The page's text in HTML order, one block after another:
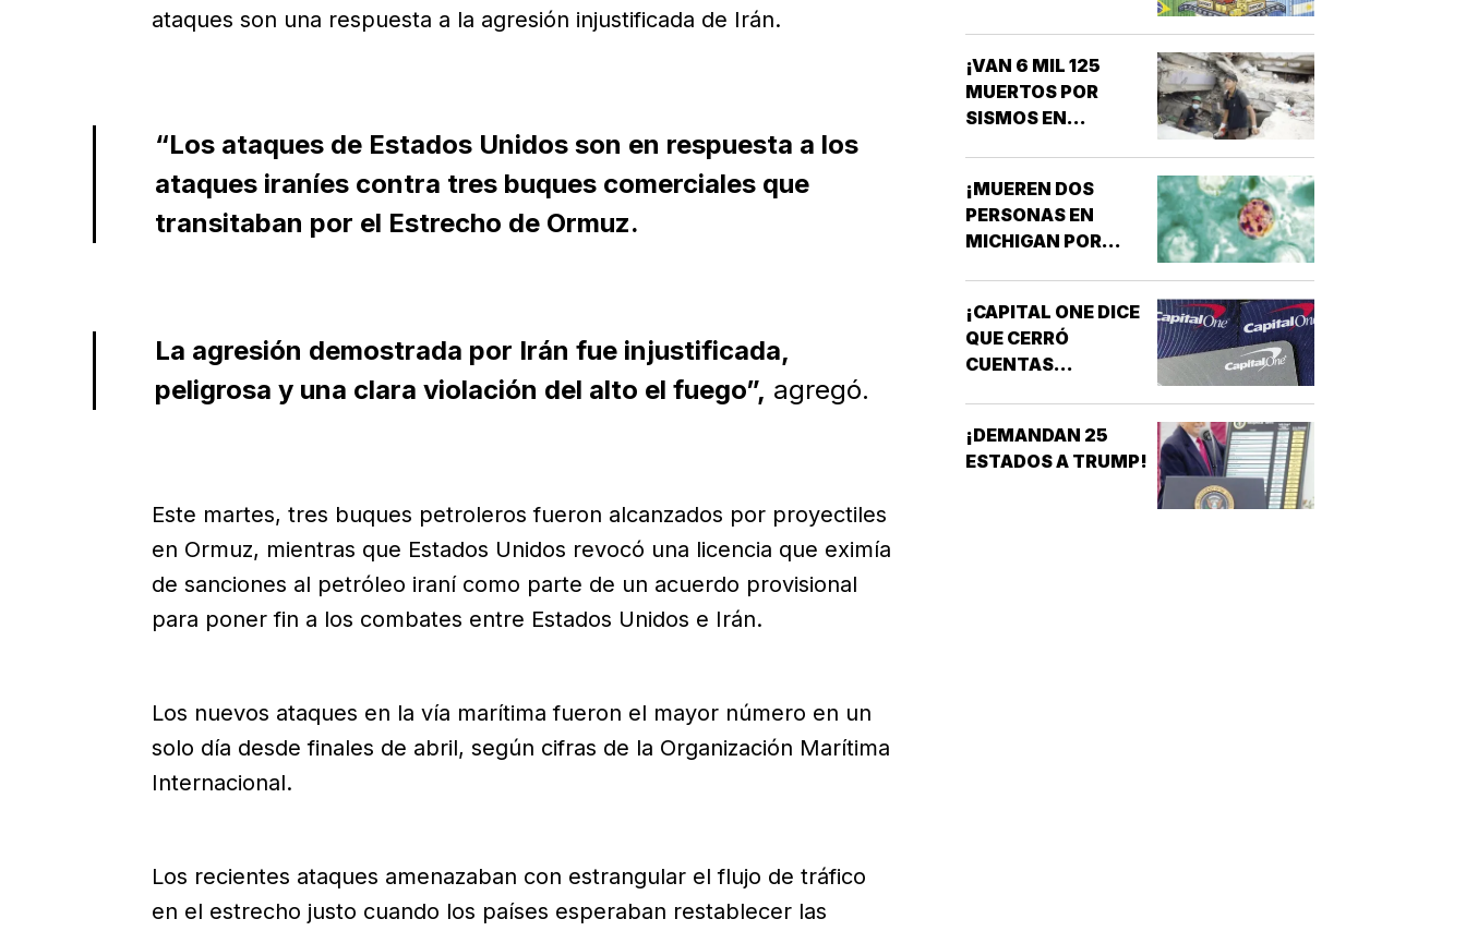
ataques son una respuesta a la agresión injustificada de Irán.
“Los ataques de Estados Unidos son en respuesta a los
ataques iraníes contra tres buques comerciales que
transitaban por el Estrecho de Ormuz.
La agresión demostrada por Irán fue injustificada,
peligrosa y una clara violación del alto el fuego”, agregó.
Este martes, tres buques petroleros fueron alcanzados por proyectiles
en Ormuz, mientras que Estados Unidos revocó una licencia que eximía
de sanciones al petróleo iraní como parte de un acuerdo provisional
para poner fin a los combates entre Estados Unidos e Irán.
Los nuevos ataques en la vía marítima fueron el mayor número en un
solo día desde finales de abril, según cifras de la Organización Marítima
Internacional.
Los recientes ataques amenazaban con estrangular el flujo de tráfico
en el estrecho justo cuando los países esperaban restablecer las
¡VAN 6 MIL 125
MUERTOS POR
SISMOS EN
¡MUEREN DOS
PERSONAS EN
MICHIGAN POR
¡CAPITAL ONE DICE
QUE CERRÓ
CUENTAS
¡DEMANDAN 25
ESTADOS A TRUMP!